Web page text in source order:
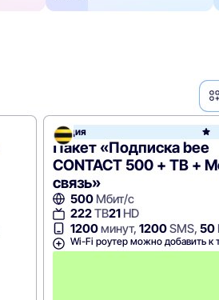
Акция
Пакет «Подписка bee
CONTACT 500 + ТВ +
связь»
500 Мбит/с
222ТВ21 HD
1200минут,1200SMS,50
Wi-Fi роутер можно добавить к